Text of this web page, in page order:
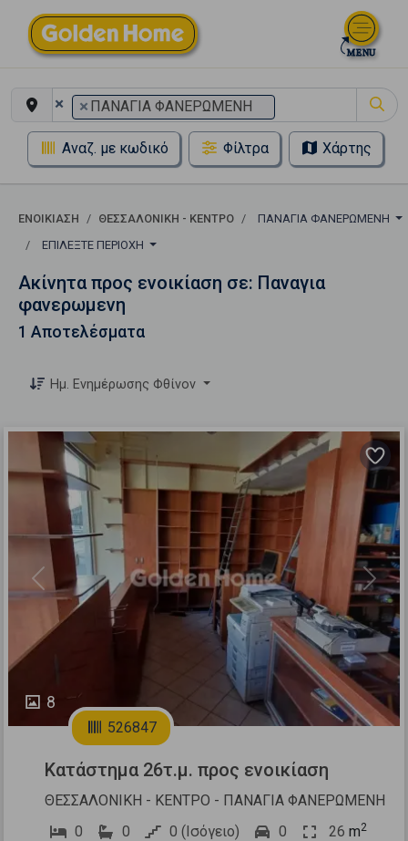
× × ΠΑΝΑΓΙΑ ΦΑΝΕΡΩΜΕΝΗ
Αναζ. με κωδικό Φίλτρα Χάρτης
ΕΝΟΙΚΊΑΣΗ ΘΕΣΣΑΛΟΝΙΚΗ - ΚΕΝΤΡΟ
ΠΑΝΑΓΙΑ ΦΑΝΕΡΩΜΕΝΗ
ΕΠΙΛΈΞΤΕ ΠΕΡΙΟΧΉ
Ακίνητα προς ενοικίαση σε: Παναγια
φανερωμενη
1 Αποτελέσματα
Ημ. Ενημέρωσης Φθίνον
8
Previous Next
526847
Κατάστημα 26τ.μ. προς ενοικίαση
ΘΕΣΣΑΛΟΝΙΚΗ - ΚΕΝΤΡΟ - ΠΑΝΑΓΙΑ ΦΑΝΕΡΩΜΕΝΗ
0
0 0 (Ισόγειο) 0 26 m2